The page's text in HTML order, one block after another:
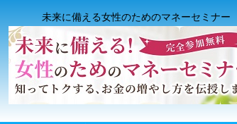
未来に備える女性のためのマネーセミナー